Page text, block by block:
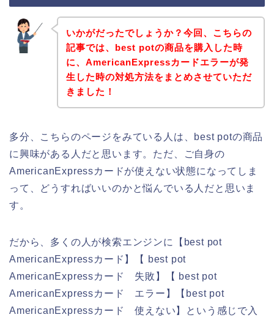
いかがだったでしょうか？今回、こちらの
記事では、best potの商品を購入した時
に、AmericanExpressカードエラーが発
生した時の対処方法をまとめさせていただ
きました！
多分、こちらのページをみている人は、best potの商品
に興味がある人だと思います。ただ、ご自身の
AmericanExpressカードが使えない状態になってしま
って、どうすればいいのかと悩んでいる人だと思いま
す。
だから、多くの人が検索エンジンに【best pot
AmericanExpressカード】【 best pot
AmericanExpressカード 失敗】【 best pot
AmericanExpressカード エラー】【best pot
AmericanExpressカード 使えない】という感じで入